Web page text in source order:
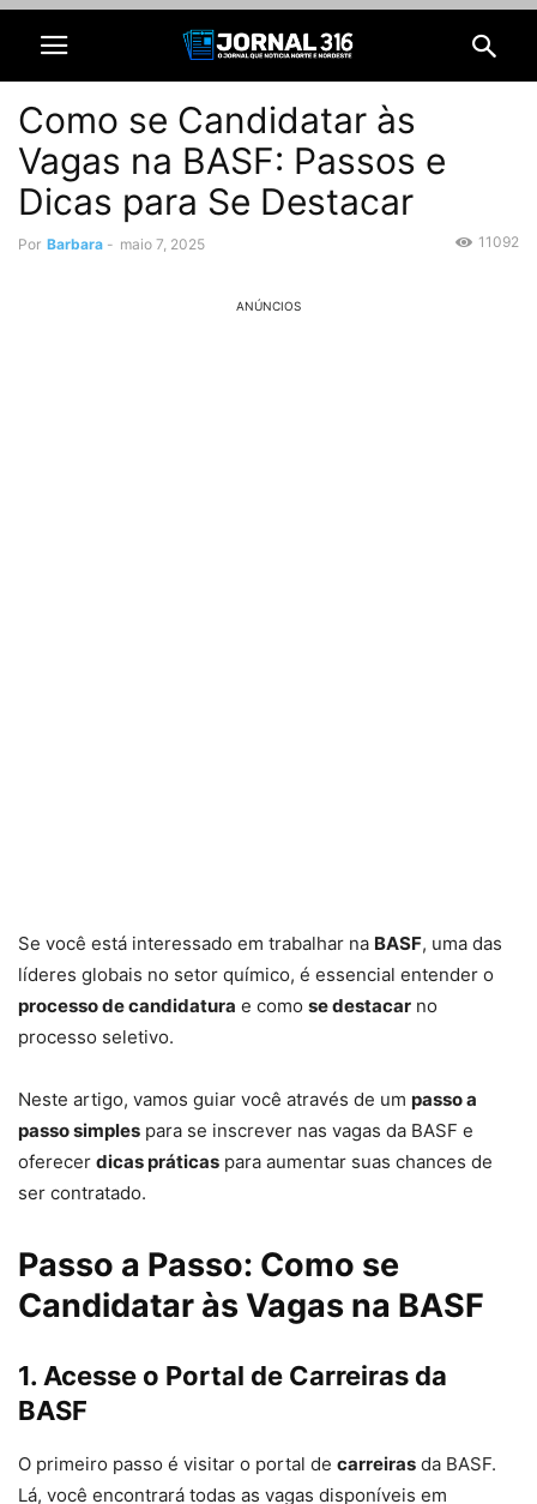
Como se Candidatar às
Vagas na BASF: Passos e
Dicas para Se Destacar
Por Barbara - maio 7, 2025 11092
ANÚNCIOS
Se você está interessado em trabalhar na BASF, uma das
líderes globais no setor químico, é essencial entender o
processo de candidatura e como se destacar no
processo seletivo.
Neste artigo, vamos guiar você através de um passo a
passo simples para se inscrever nas vagas da BASF e
oferecer dicas práticas para aumentar suas chances de
ser contratado.
Passo a Passo: Como se
Candidatar às Vagas na BASF
1. Acesse o Portal de Carreiras da
BASF
O primeiro passo é visitar o portal de carreiras da BASF.
Lá, você encontrará todas as vagas disponíveis em